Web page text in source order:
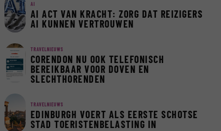
AI
AI ACT VAN KRACHT: ZORG DAT REIZIGERS
AI KUNNEN VERTROUWEN
TRAVELNIEUWS
CORENDON NU OOK TELEFONISCH
BEREIKBAAR VOOR DOVEN EN
SLECHTHORENDEN
TRAVELNIEUWS
EDINBURGH VOERT ALS EERSTE SCHOTSE
STAD TOERISTENBELASTING IN